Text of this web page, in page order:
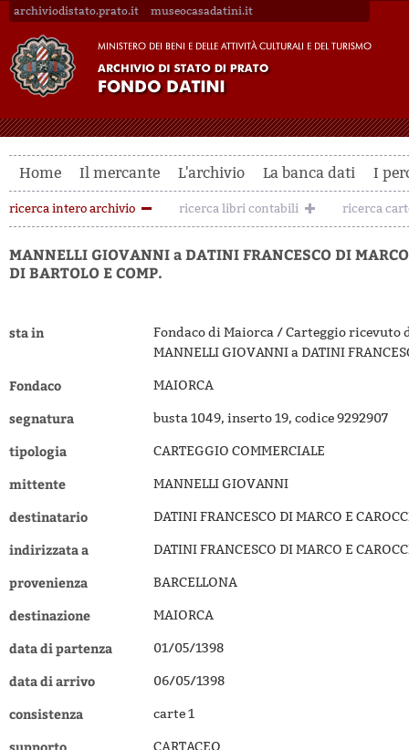
archiviodistato.prato.it museocasadatini.it
Home Il mercante L'archivio La banca dati I
ricerca intero archivio ricerca libri contabili ricerca
MANNELLI GIOVANNI a DATINI FRANCESCO DI
DI BARTOLO E COMP.
sta in
Fondaco di Maiorca / Carteggio ricevuto
MANNELLI GIOVANNI a DATINI
Fondaco MAIORCA
segnatura busta 1049, inserto 19, codice 9292907
tipologia CARTEGGIO COMMERCIALE
mittente MANNELLI GIOVANNI
destinatario DATINI FRANCESCO DI MARCO E
indirizzata a DATINI FRANCESCO DI MARCO E
provenienza BARCELLONA
destinazione MAIORCA
data di partenza 01/05/1398
data di arrivo 06/05/1398
consistenza carte 1
CARTACEO